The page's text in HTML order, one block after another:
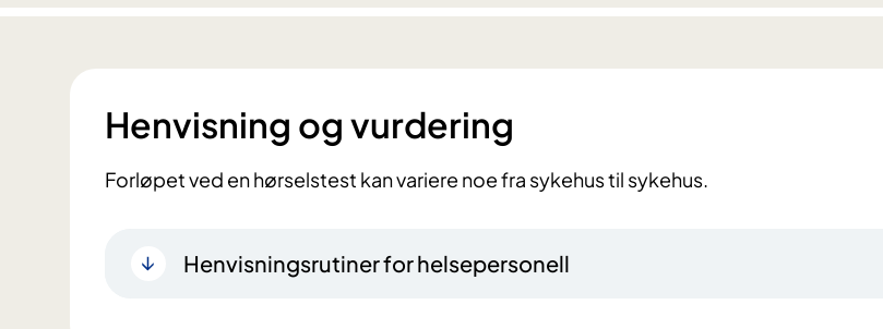
Henvisning og vurdering
Forløpet ved en hørselstest kan variere noe fra sykehus til sykehus.
Henvisningsrutiner for helsepersonell